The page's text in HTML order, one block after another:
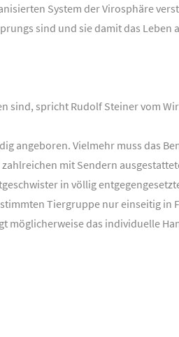
System der Virosphäre
sind und sie damit das Leben
sind, spricht Rudolf Steiner vom
angeboren. Vielmehr muss das
mit Sendern
in völlig
Tiergruppe nur einseitig in
möglicherweise das individuelle